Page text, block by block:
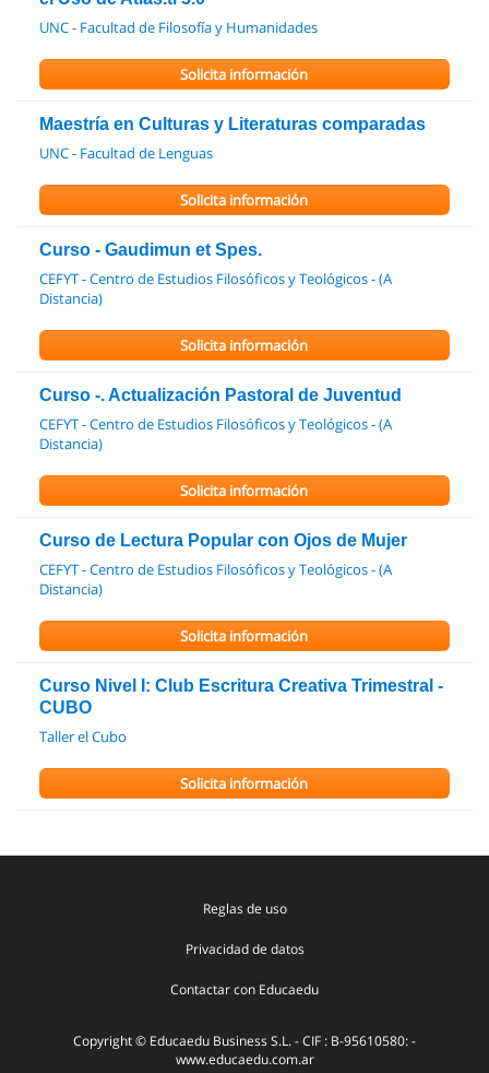
UNC - Facultad de Filosofía y Humanidades
Solicita información
Maestría en Culturas y Literaturas comparadas
UNC - Facultad de Lenguas
Solicita información
Curso - Gaudimun et Spes.
CEFYT - Centro de Estudios Filosóficos y Teológicos - (A
Distancia)
Solicita información
Curso -. Actualización Pastoral de Juventud
CEFYT - Centro de Estudios Filosóficos y Teológicos - (A
Distancia)
Solicita información
Curso de Lectura Popular con Ojos de Mujer
CEFYT - Centro de Estudios Filosóficos y Teológicos - (A
Distancia)
Solicita información
Curso Nivel I: Club Escritura Creativa Trimestral -
CUBO
Taller el Cubo
Solicita información
Reglas de uso
Privacidad de datos
Contactar con Educaedu
Copyright © Educaedu Business S.L. - CIF : B-95610580: -
www.educaedu.com.ar